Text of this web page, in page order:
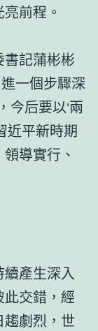
前程。
記蒲彬彬
一個步驟深
今后要以‘兩
近平新時期
導實行、
產生深入
交錯，經
劇烈，世